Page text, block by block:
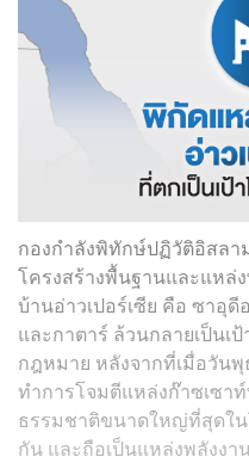
กองกำลังพิทักษ์ปฏิวัติอิสลา
โครงสร้างพื้นฐานและแหล่
บ้านอ่าวเปอร์เซีย คือ ซาอุดี
และกาตาร์ ล้วนกลายเป็นเ
กฎหมาย หลังจากที่เมื่อวัน
ทำการโจมตีแหล่งก๊าซเซา
ธรรมชาติขนาดใหญ่ที่สุดใ
กัน และถือเป็นแหล่งพลังง